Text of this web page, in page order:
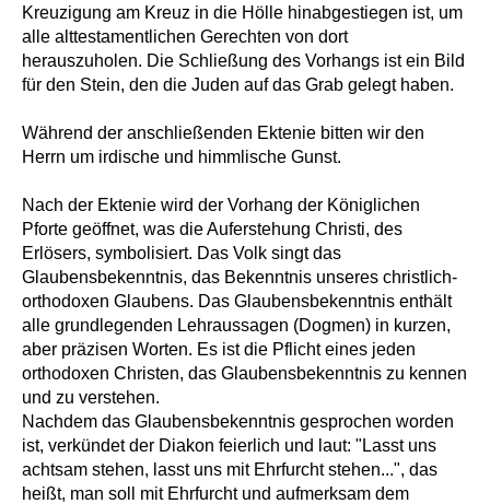
Kreuzigung am Kreuz in die Hölle hinabgestiegen ist, um
alle alttestamentlichen Gerechten von dort
herauszuholen. Die Schließung des Vorhangs ist ein Bild
für den Stein, den die Juden auf das Grab gelegt haben.
Während der anschließenden Ektenie bitten wir den
Herrn um irdische und himmlische Gunst.
Nach der Ektenie wird der Vorhang der Königlichen
Pforte geöffnet, was die Auferstehung Christi, des
Erlösers, symbolisiert. Das Volk singt das
Glaubensbekenntnis, das Bekenntnis unseres christlich-
orthodoxen Glaubens. Das Glaubensbekenntnis enthält
alle grundlegenden Lehraussagen (Dogmen) in kurzen,
aber präzisen Worten. Es ist die Pflicht eines jeden
orthodoxen Christen, das Glaubensbekenntnis zu kennen
und zu verstehen.
Nachdem das Glaubensbekenntnis gesprochen worden
ist, verkündet der Diakon feierlich und laut: "Lasst uns
achtsam stehen, lasst uns mit Ehrfurcht stehen...", das
heißt, man soll mit Ehrfurcht und aufmerksam dem